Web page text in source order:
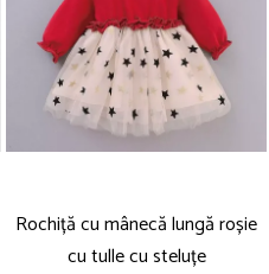
Rochiță cu mânecă lungă roșie
cu tulle cu steluțe